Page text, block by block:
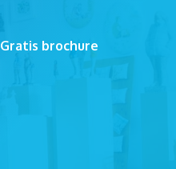
Gratis brochure